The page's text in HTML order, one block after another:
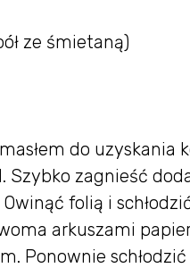
ze śmietaną)
do uzyskania
Szybko zagnieść
folią i
arkuszami
Ponownie